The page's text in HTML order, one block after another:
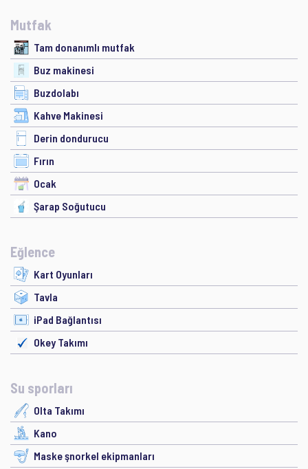
Mutfak
Tam donanımlı mutfak
Buz makinesi
Buzdolabı
Kahve Makinesi
Derin dondurucu
Fırın
Ocak
Şarap Soğutucu
Eğlence
Kart Oyunları
Tavla
iPad Bağlantısı
Okey Takımı
Su sporları
Olta Takımı
Kano
Maske şnorkel ekipmanları